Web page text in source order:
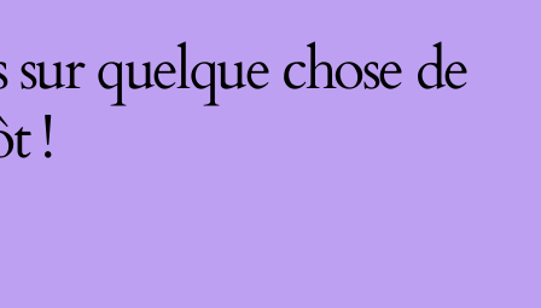
quelque chose de
!